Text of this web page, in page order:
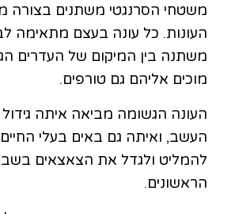
משטחי הסרנגטי משתנים בצורה
העונות. כל עונה בעצם מתאימה
משתנה בין המיקום של העדרים
מוכים אליהם גם טורפים.
העונה הגשומה מביאה איתה
העשב, ואיתה גם באים בעלי
להמליט ולגדל את הצאצאים
הראשונים.